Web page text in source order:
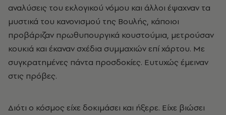
αναλύσεις του εκλογικού νόμου και άλλοι έψαχναν τα
μυστικά του κανονισμού της Βουλής, κάποιοι
προβάριζαν πρωθυπουργικά κουστούμια, μετρούσαν
κουκιά και έκαναν σχέδια συμμαχιών επί χάρτου. Με
συγκρατημένες πάντα προσδοκίες. Ευτυχώς έμειναν
στις πρόβες.
Διότι ο κόσμος είχε δοκιμάσει και ήξερε. Είχε βιώσει